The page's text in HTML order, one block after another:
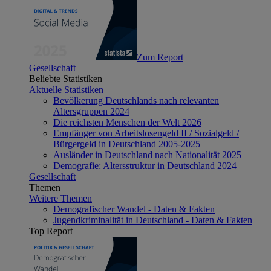
Zum Report
Gesellschaft
Beliebte Statistiken
Aktuelle Statistiken
Bevölkerung Deutschlands nach relevanten
Altersgruppen 2024
Die reichsten Menschen der Welt 2026
Empfänger von Arbeitslosengeld II / Sozialgeld /
Bürgergeld in Deutschland 2005-2025
Ausländer in Deutschland nach Nationalität 2025
Demografie: Altersstruktur in Deutschland 2024
Gesellschaft
Themen
Weitere Themen
Demografischer Wandel - Daten & Fakten
Jugendkriminalität in Deutschland - Daten & Fakten
Top Report